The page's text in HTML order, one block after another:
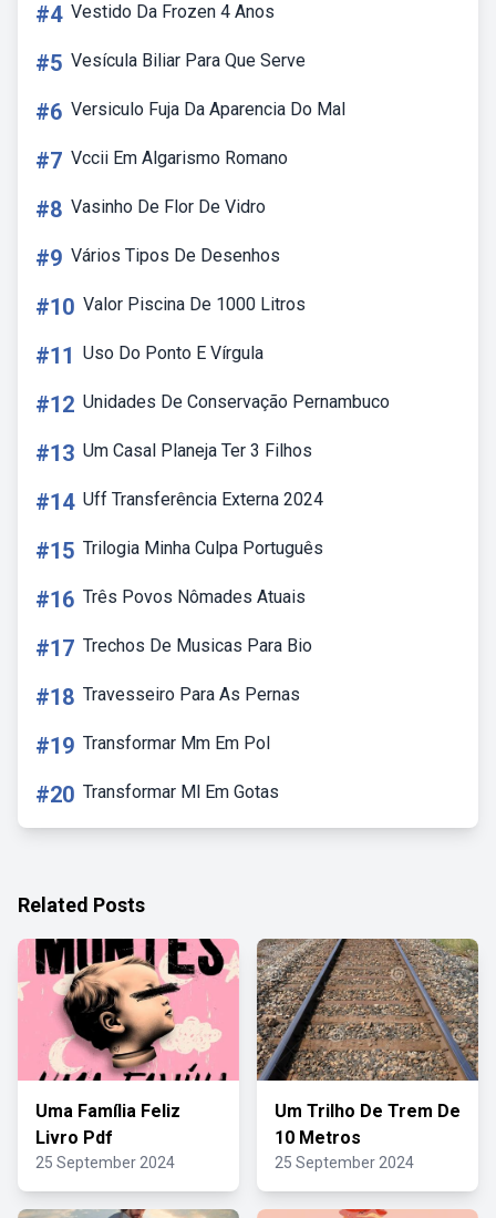
#4 Vestido Da Frozen 4 Anos
#5 Vesícula Biliar Para Que Serve
#6 Versiculo Fuja Da Aparencia Do Mal
#7 Vccii Em Algarismo Romano
#8 Vasinho De Flor De Vidro
#9 Vários Tipos De Desenhos
#10 Valor Piscina De 1000 Litros
#11 Uso Do Ponto E Vírgula
#12 Unidades De Conservação Pernambuco
#13 Um Casal Planeja Ter 3 Filhos
#14 Uff Transferência Externa 2024
#15 Trilogia Minha Culpa Português
#16 Três Povos Nômades Atuais
#17 Trechos De Musicas Para Bio
#18 Travesseiro Para As Pernas
#19 Transformar Mm Em Pol
#20 Transformar Ml Em Gotas
Related Posts
Uma Família Feliz
Livro Pdf
25 September 2024
Um Trilho De Trem De
10 Metros
25 September 2024